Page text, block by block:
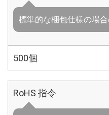
標準的な梱包仕様の場
500個
RoHS 指令